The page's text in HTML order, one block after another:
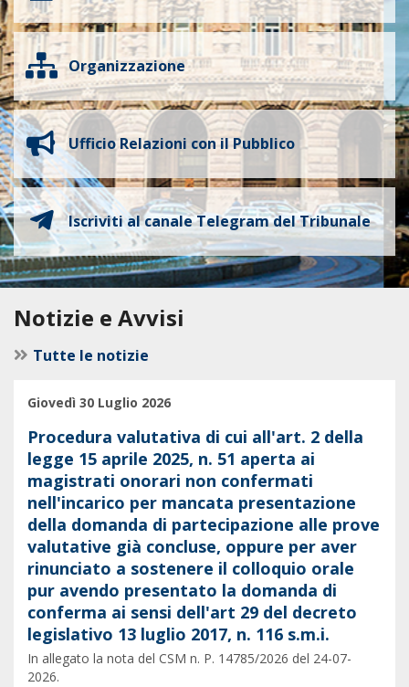
Organizzazione
Ufficio Relazioni con il Pubblico
Iscriviti al canale Telegram del Tribunale
Notizie e Avvisi
Tutte le notizie
Giovedì 30 Luglio 2026
Procedura valutativa di cui all'art. 2 della
legge 15 aprile 2025, n. 51 aperta ai
magistrati onorari non confermati
nell'incarico per mancata presentazione
della domanda di partecipazione alle prove
valutative già concluse, oppure per aver
rinunciato a sostenere il colloquio orale
pur avendo presentato la domanda di
conferma ai sensi dell'art 29 del decreto
legislativo 13 luglio 2017, n. 116 s.m.i.
In allegato la nota del CSM n. P. 14785/2026 del 24-07-
2026.